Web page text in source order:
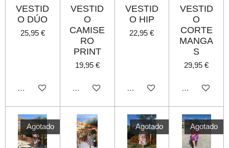
VESTID
O DÚO
25,95 €
Agotado
VESTID
O
CAMISE
RO
PRINT
19,95 €
Agotado
VESTID
O HIP
22,95 €
Agotado
VESTID
O
CORTE
MANGA
S
29,95 €
Agotado
Agotado Agotado Agotado